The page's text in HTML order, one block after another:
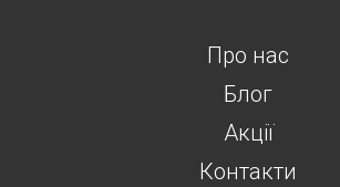
Про нас
Блог
Акції
Контакти